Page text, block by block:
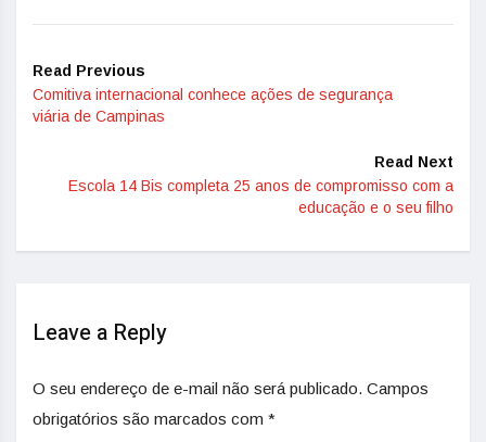
Read Previous
Comitiva internacional conhece ações de segurança
viária de Campinas
Read Next
Escola 14 Bis completa 25 anos de compromisso com a
educação e o seu filho
Leave a Reply
O seu endereço de e-mail não será publicado. Campos
obrigatórios são marcados com *